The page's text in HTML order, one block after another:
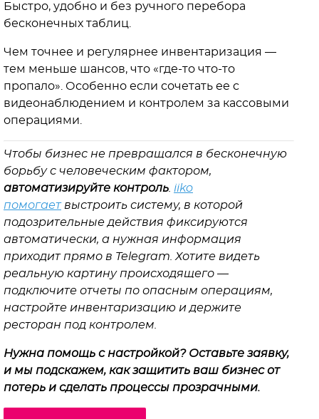
Быстро, удобно и без ручного перебора
бесконечных таблиц.
Чем точнее и регулярнее инвентаризация —
тем меньше шансов, что «где-то что-то
пропало». Особенно если сочетать ее с
видеонаблюдением и контролем за кассовыми
операциями.
Чтобы бизнес не превращался в бесконечную
борьбу с человеческим фактором,
автоматизируйте контроль iiko
помогаетвыстроить систему, в которой
подозрительные действия фиксируются
автоматически, а нужная информация
приходит прямо в Telegram. Хотите видеть
реальную картину происходящего —
подключите отчеты по опасным операциям,
настройте инвентаризацию и держите
ресторан под контролем.
Нужна помощь с настройкой? Оставьте заявку,
и мы подскажем, как защитить ваш бизнес от
потерь и сделать процессы прозрачными.